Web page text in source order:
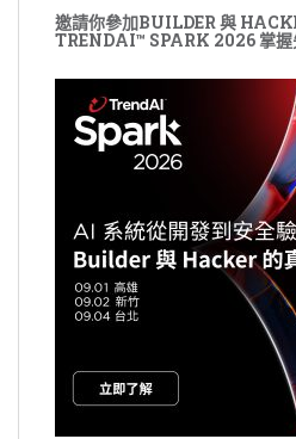
邀請你參加BUILDER 與
TRENDAI™ SPARK 2026 掌握